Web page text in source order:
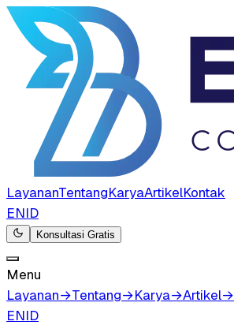
LayananTentangKaryaArtikelKontak
ENID
Konsultasi Gratis
Menu
Layanan→Tentang→Karya→Artikel→
ENID